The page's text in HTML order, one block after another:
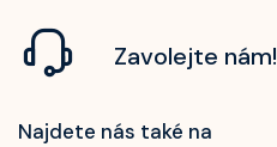
Zavolejte nám!
Najdete nás také na